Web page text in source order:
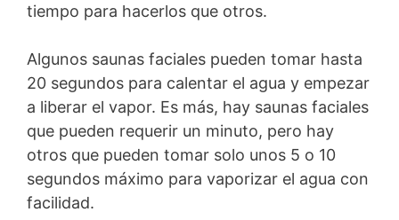
tiempo para hacerlos que otros.
Algunos saunas faciales pueden tomar hasta
20 segundos para calentar el agua y empezar
a liberar el vapor. Es más, hay saunas faciales
que pueden requerir un minuto, pero hay
otros que pueden tomar solo unos 5 o 10
segundos máximo para vaporizar el agua con
facilidad.